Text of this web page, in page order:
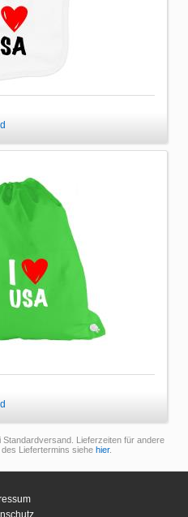
Lieferzeiten für andere
Liefertermins siehe hier.